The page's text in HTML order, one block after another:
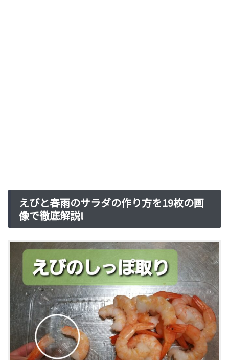
えびと春雨のサラダの作り方を19枚の画
像で徹底解説!